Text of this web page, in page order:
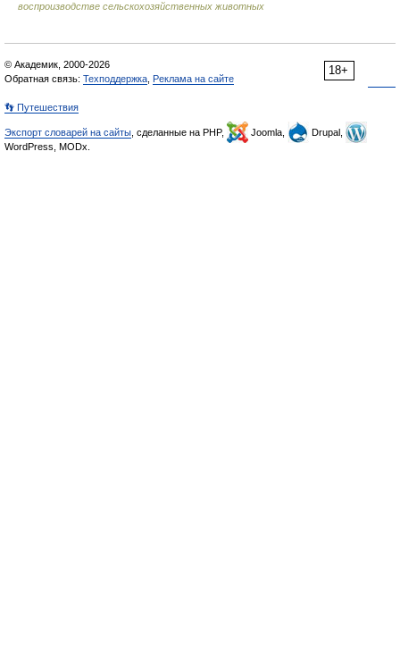
воспроизводстве сельскохозяйственных животных
18+
© Академик, 2000-2026
Обратная связь: Техподдержка Реклама на сайте
👣 Путешествия
Экспорт словарей на сайты , сделанные на PHP, Joomla,
Drupal,
WordPress, MODx.